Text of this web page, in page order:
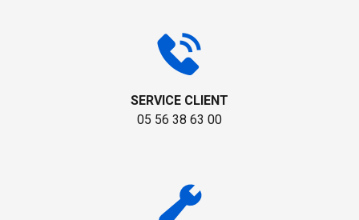
SERVICE CLIENT
05 56 38 63 00